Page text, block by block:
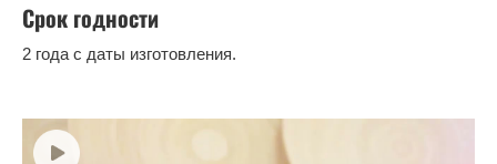
Срок годности
2 года с даты изготовления.